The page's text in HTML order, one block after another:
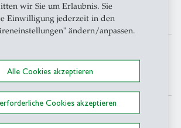
wir Sie um Erlaubnis. Sie
Einwilligung jederzeit in den
ändern/anpassen.
Alle Cookies akzeptieren
Cookies akzeptieren
1079.-/
Semester